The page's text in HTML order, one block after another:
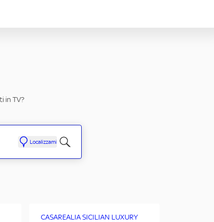
in TV?
Localizzami
CASAREALIA SICILIAN LUXURY